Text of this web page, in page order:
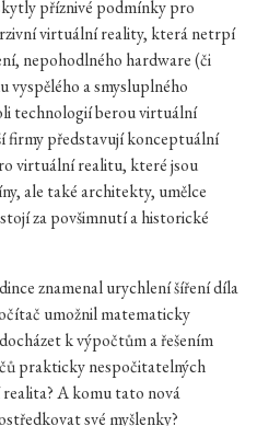
příznivé podmínky pro
virtuální reality, která netrpí
nepohodlného hardware (či
vyspělého a smysluplného
technologií berou virtuální
firmy představují konceptuální
virtuální realitu, které jsou
ale také architekty, umělce
za povšimnutí a historické
znamenal urychlení šíření díla
umožnil matematicky
k výpočtům a řešením
prakticky nespočitatelných
A komu tato nová
své myšlenky?